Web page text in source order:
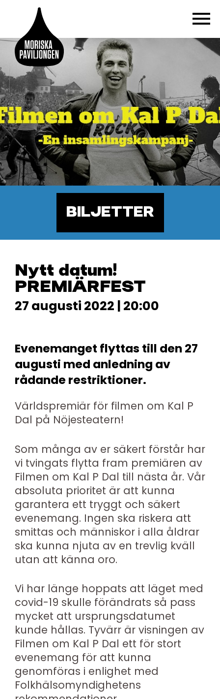
BILJETTER
Nytt datum!
PREMIÄRFEST
27 augusti 2022 | 20:00
Evenemanget flyttas till den 27
augusti med anledning av
rådande restriktioner.
Världspremiär för filmen om Kal P
Dal på Nöjesteatern!
Som många av er säkert förstår har
vi tvingats flytta fram premiären av
Filmen om Kal P Dal till nästa år. Vår
absoluta prioritet är att kunna
garantera ett tryggt och säkert
evenemang. Ingen ska riskera att
smittas och människor i alla åldrar
ska kunna njuta av en trevlig kväll
utan att känna oro.
Vi har länge hoppats att läget med
covid-19 skulle förändrats så pass
mycket att ursprungsdatumet
kunde hållas. Tyvärr är visningen av
Filmen om Kal P Dal ett för stort
evenemang för att kunna
genomföras i enlighet med
Folkhälsomyndighetens